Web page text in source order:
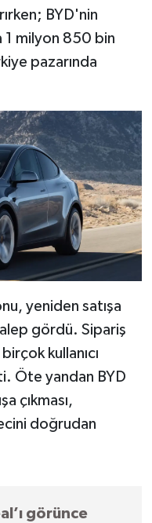
BYD'nin
milyon 850 bin
pazarında
yeniden satışa
gördü. Sipariş
kullanıcı
Öte yandan BYD
çıkması,
doğrudan
görünce